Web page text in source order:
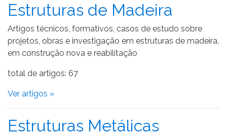
Estruturas de Madeira
Artigos técnicos, formativos, casos de estudo sobre
projetos, obras e investigação em estruturas de madeira,
em construção nova e reabilitação
total de artigos: 67
Ver artigos »
Estruturas Metálicas